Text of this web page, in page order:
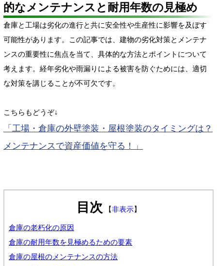
的なメンテナンスと耐用年数の見極め
倉庫と工場は劣化の進行と共に安全性や生産性に影響を及ぼす
可能性があります。この記事では、建物の劣化対策とメンテナ
ンスの重要性に焦点を当て、具体的な方法とポイントについて
考えます。経年劣化や雨漏りによる被害を防ぐためには、適切
な対策を講じることが不可欠です。
こちらもどうぞ↓
「工場・倉庫の外壁塗装・屋根塗装のタイミングは？
メンテナンスで資産価値を守る！」
目次 【非表示】
倉庫の老朽化の原因
倉庫の耐用年数を見極めるための要素
倉庫の屋根のメンテナンスの方法